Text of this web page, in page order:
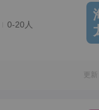
0-20人
更